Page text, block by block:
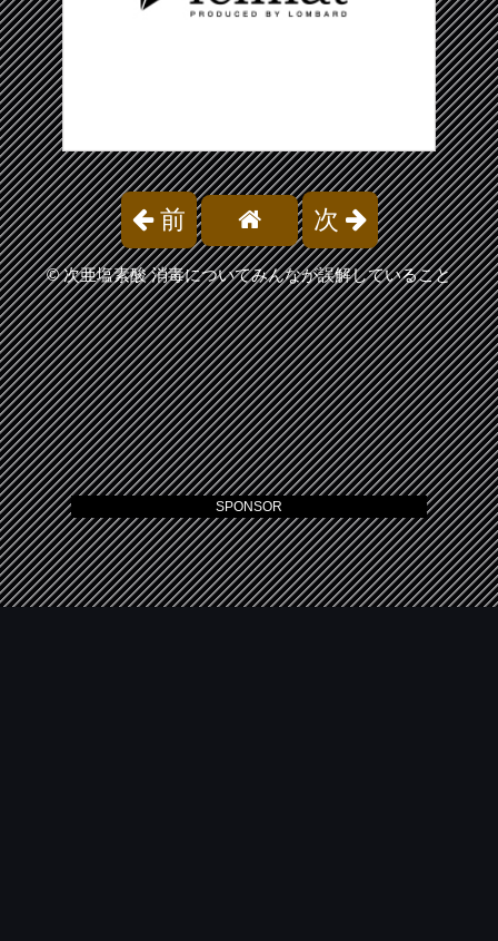
前 次
©次亜塩素酸 消毒についてみんなが誤解していること
SPONSOR